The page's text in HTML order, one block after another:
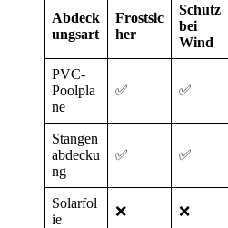
Abdeck
ungsart
Frostsic
her
Schutz
bei
Wind
PVC-
Poolpla
ne
✅ ✅
Stangen
abdecku
ng
✅ ✅
Solarfol
ie
❌ ❌